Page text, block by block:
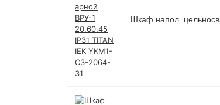
Шкаф напол.